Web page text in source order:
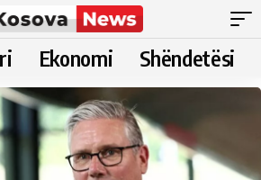
Ekonomi Shëndetësi